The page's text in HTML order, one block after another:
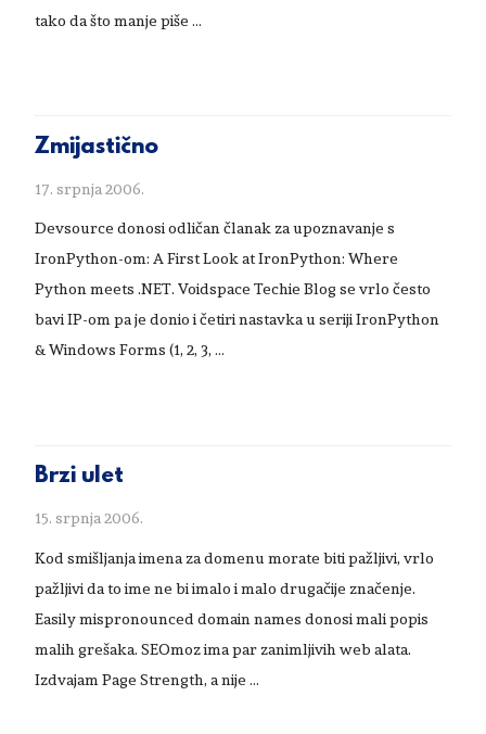
tako da što manje piše …
Zmijastično
17. srpnja 2006.
Devsource donosi odličan članak za upoznavanje s
IronPython-om: A First Look at IronPython: Where
Python meets .NET. Voidspace Techie Blog se vrlo često
bavi IP-om pa je donio i četiri nastavka u seriji IronPython
& Windows Forms (1, 2, 3, …
Brzi ulet
15. srpnja 2006.
Kod smišljanja imena za domenu morate biti pažljivi, vrlo
pažljivi da to ime ne bi imalo i malo drugačije značenje.
Easily mispronounced domain names donosi mali popis
malih grešaka. SEOmoz ima par zanimljivih web alata.
Izdvajam Page Strength, a nije …